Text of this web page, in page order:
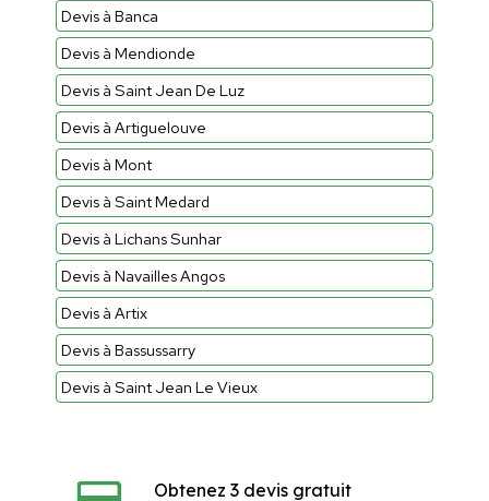
Devis à Banca
Devis à Mendionde
Devis à Saint Jean De Luz
Devis à Artiguelouve
Devis à Mont
Devis à Saint Medard
Devis à Lichans Sunhar
Devis à Navailles Angos
Devis à Artix
Devis à Bassussarry
Devis à Saint Jean Le Vieux
Obtenez 3 devis gratuit